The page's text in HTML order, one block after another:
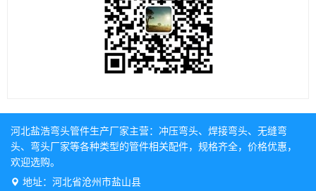
河北盐浩弯头管件生产厂家主营： 冲压弯头、 焊接弯头、 无缝弯
头、 弯头厂家等各种类型的管件相关配件，规格齐全，价格优惠，
欢迎选购。
地址：河北省沧州市盐山县